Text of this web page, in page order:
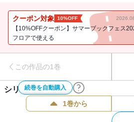
書き下ろし番外編収録！
2025年6月コミカライズ連載開始！
冷遇されていた。ある日、舞踏会に乱
て呪いを受けてしまう。シャーロットは
の離宮に幽閉され・・・・・・呪いのせ
てを諦め、心機一転、魔法植物の研究に
通の手紙が届く。自分に婚約者？ し
クーポン対象 10%OFF
【10%OFFクーポン】サマーブックフェス
フロアで使える
この作品の1巻
続巻を自動購入
シリーズ作品(2件)
1巻から